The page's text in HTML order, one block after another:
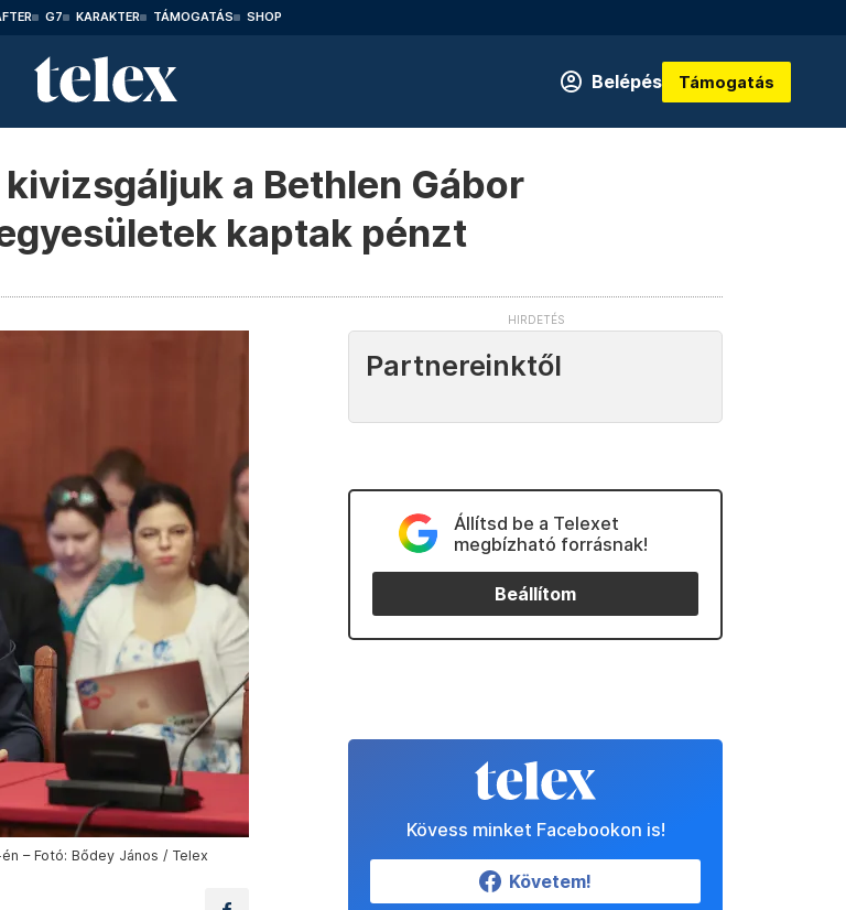
G7 KARAKTER TÁMOGATÁS SHOP
Belépés Támogatás
a Bethlen Gábor
kaptak pénzt
– Fotó: Bődey János / Telex
Partnereinktől
Állítsd be a Telexet
megbízható forrásnak!
Beállítom
Kövess minket Facebookon is!
Követem!